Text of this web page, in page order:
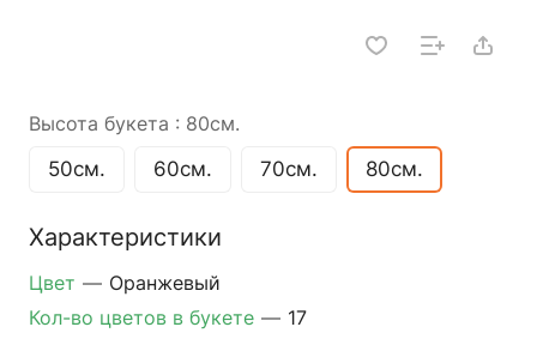
Высота букета : 80см.
50см. 60см. 70см. 80см.
Характеристики
Цвет — Оранжевый
Кол-во цветов в букете — 17